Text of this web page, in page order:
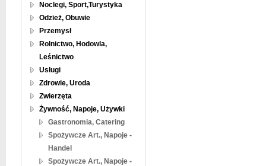
Noclegi, Sport,Turystyka
Odzież, Obuwie
Przemysł
Rolnictwo, Hodowla,
Leśnictwo
Usługi
Zdrowie, Uroda
Zwierzęta
Żywność, Napoje, Używki
Gastronomia, Catering
Spożywcze Art., Napoje -
Handel
Spożywcze Art., Napoje -